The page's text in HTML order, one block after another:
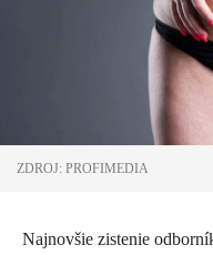
ZDROJ: PROFIMEDIA
Najnovšie zistenie